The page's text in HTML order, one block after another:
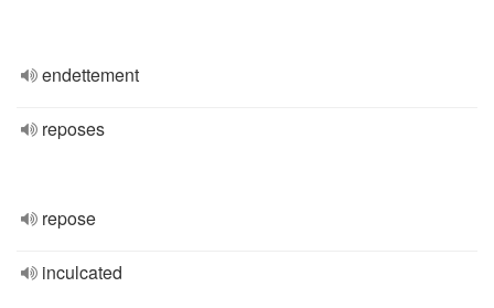
endettement
reposes
repose
inculcated